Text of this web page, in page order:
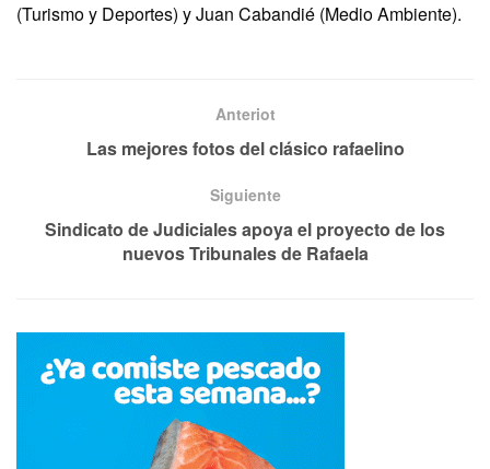
(Turismo y Deportes) y Juan Cabandié (Medio Ambiente).
Anteriot
Las mejores fotos del clásico rafaelino
Siguiente
Sindicato de Judiciales apoya el proyecto de los
nuevos Tribunales de Rafaela